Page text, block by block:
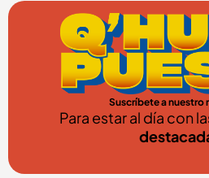
Suscríbete a nuestro
Para estar al día con